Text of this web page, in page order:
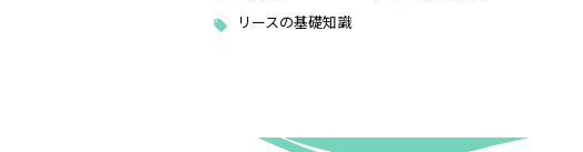
リースの基礎知識